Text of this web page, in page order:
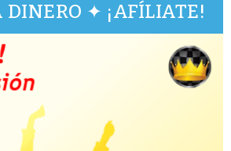
DINERO ✦ ¡AFÍLIATE!